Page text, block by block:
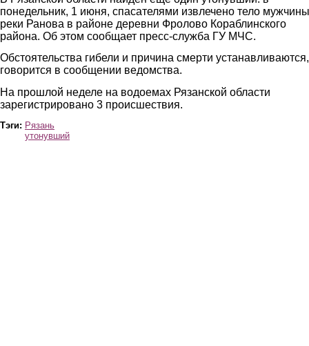
понедельник, 1 июня, спасателями извлечено тело
реки Ранова в районе деревни Фролово Кораблинского
района. Об этом сообщает пресс-служба ГУ МЧС.
Обстоятельства гибели и причина смерти устанавливаются,
говорится в сообщении ведомства.
На прошлой неделе на водоемах Рязанской области
зарегистрировано 3 происшествия.
Тэги: Рязань
утонувший